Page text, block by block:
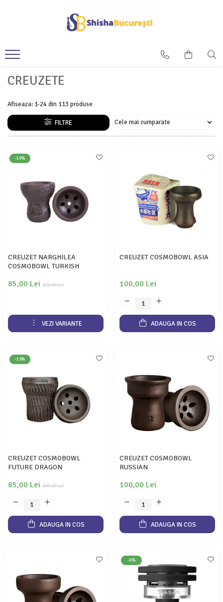
CREUZETE
Afiseaza: 1-24din 113 produse
FILTRE
-15%
CREUZET NARGHILEA
COSMOBOWL TURKISH
100,00 Lei
85,00 Lei
VEZI VARIANTE
CREUZET COSMOBOWL ASIA
100,00 Lei
ADAUGA IN COS
-15%
CREUZET COSMOBOWL
FUTURE DRAGON
100,00 Lei
85,00 Lei
ADAUGA IN COS
CREUZET COSMOBOWL
RUSSIAN
100,00 Lei
ADAUGA IN COS
-6%